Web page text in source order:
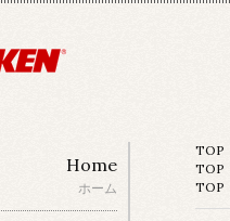
TOP
TOP
TOP
Home
ホーム